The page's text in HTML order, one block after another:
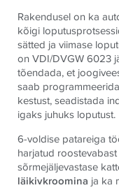
Rakendusel on ka
kõigi
sätted ja viimase
on VDI/DVGW 6023
tõendada, et
saab
kestust, seadistada
igaks juhuks loputust.
6-voldise patareiga
harjatud
sõrmejäljevastase
läikivkroomina ja ka